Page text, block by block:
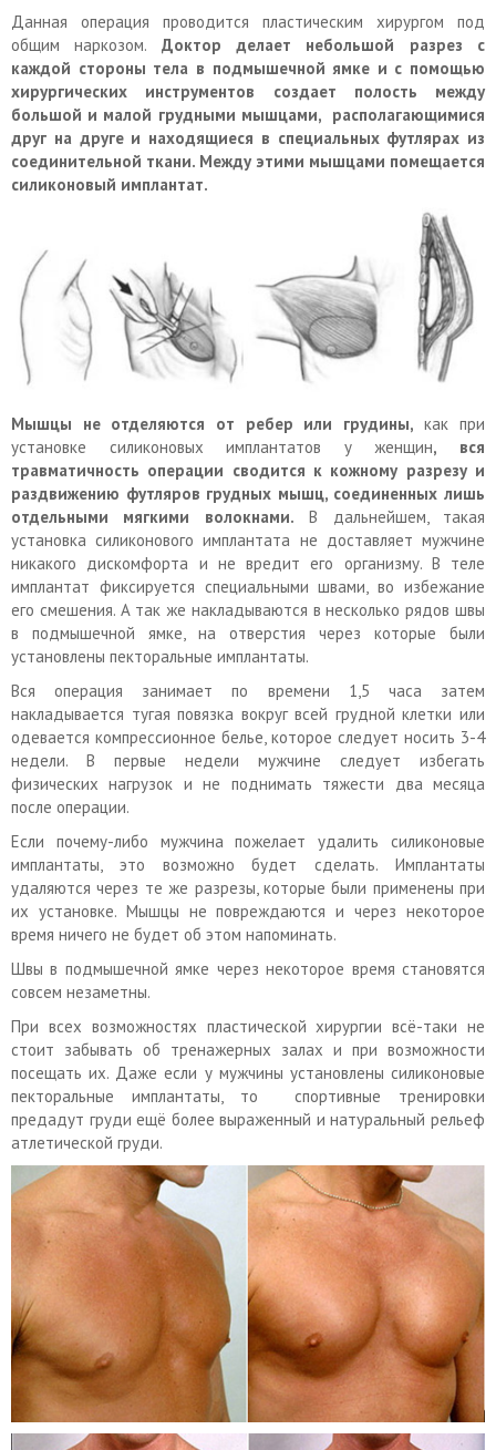
Данная операция проводится пластическим хирургом под
общим наркозом. Доктор делает небольшой разрез с
каждой стороны тела в подмышечной ямке и с помощью
хирургических
инструментов создает полость между
большой и малой грудными мышцами, располагающимися
друг на друге и находящиеся в специальных футлярах из
соединительной ткани. Между этими мышцами помещается
силиконовый имплантат.
Мышцы не отделяются от ребер или грудины, как при
установке силиконовых имплантатов у женщин, вся
травматичность операции сводится к кожному разрезу и
раздвижению футляров грудных мышц, соединенных лишь
отдельными мягкими волокнами. В дальнейшем, такая
установка силиконового имплантата не доставляет мужчине
никакого дискомфорта и не вредит его организму. В теле
имплантат фиксируется специальными швами, во избежание
его смешения. А так же накладываются в несколько рядов швы
в подмышечной ямке, на отверстия через которые были
установлены пекторальные имплантаты.
Вся операция занимает по времени 1,5 часа затем
накладывается тугая повязка вокруг всей грудной клетки или
одевается компрессионное белье, которое следует носить 3-4
недели. В первые недели мужчине следует избегать
физических нагрузок и не поднимать тяжести два месяца
после операции.
Если почему-либо мужчина пожелает удалить силиконовые
имплантаты, это возможно будет сделать. Имплантаты
удаляются через те же разрезы, которые были применены при
их установке. Мышцы не повреждаются и через некоторое
время ничего не будет об этом напоминать.
Швы в подмышечной ямке через некоторое время становятся
совсем незаметны.
При всех возможностях пластической хирургии всё-таки не
стоит забывать об тренажерных залах и при возможности
посещать их. Даже если у мужчины установлены силиконовые
пекторальные имплантаты, то спортивные тренировки
предадут груди ещё более выраженный и натуральный рельеф
атлетической груди.